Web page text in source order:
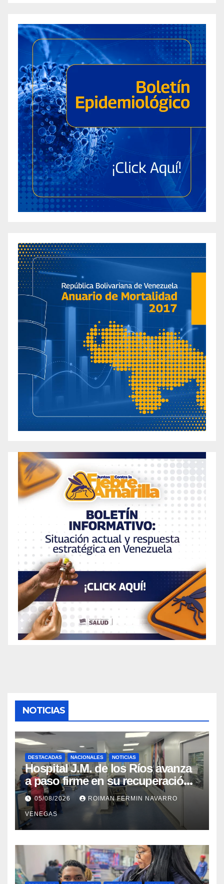
NOTICIAS
DESTACADAS NACIONALES NOTICIAS
Hospital J.M. de los Ríos avanza
a paso firme en su recuperación
tras los recientes eventos
sísmicos
05/08/2026 ROIMAN FERMIN NAVARRO
VENEGAS